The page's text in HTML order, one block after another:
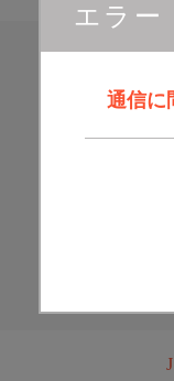
エラー
通信に